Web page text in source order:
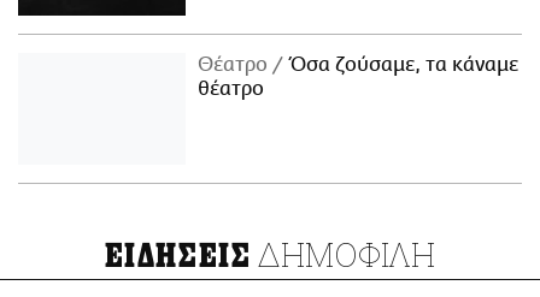
Θέατρο
Όσα ζούσαμε, τα κάναμε
θέατρο
ΕΙΔΗΣΕΙΣ ΔΗΜΟΦΙΛΗ